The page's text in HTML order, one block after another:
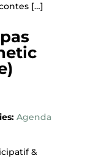
[…]
Agenda
&